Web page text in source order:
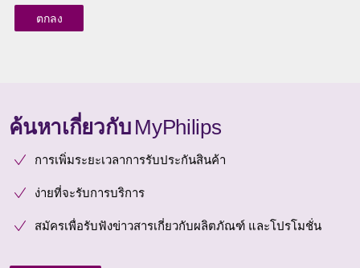
ค้นหาเกี่ยวกับ MyPhilips
การเพิ่มระยะเวลาการรับประกันสินค้า
ง่ายที่จะรับการบริการ
สมัครเพื่อรับฟังข่าวสารเกี่ยวกับผลิตภัณฑ์ และโปรโมชั่น